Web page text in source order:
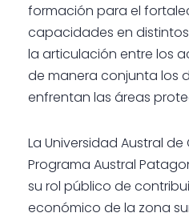
formación para el
capacidades en
la articulación entre los
de manera conjunta los
enfrentan las áreas
La Universidad Austral de
Programa Austral
su rol público de
económico de la zona